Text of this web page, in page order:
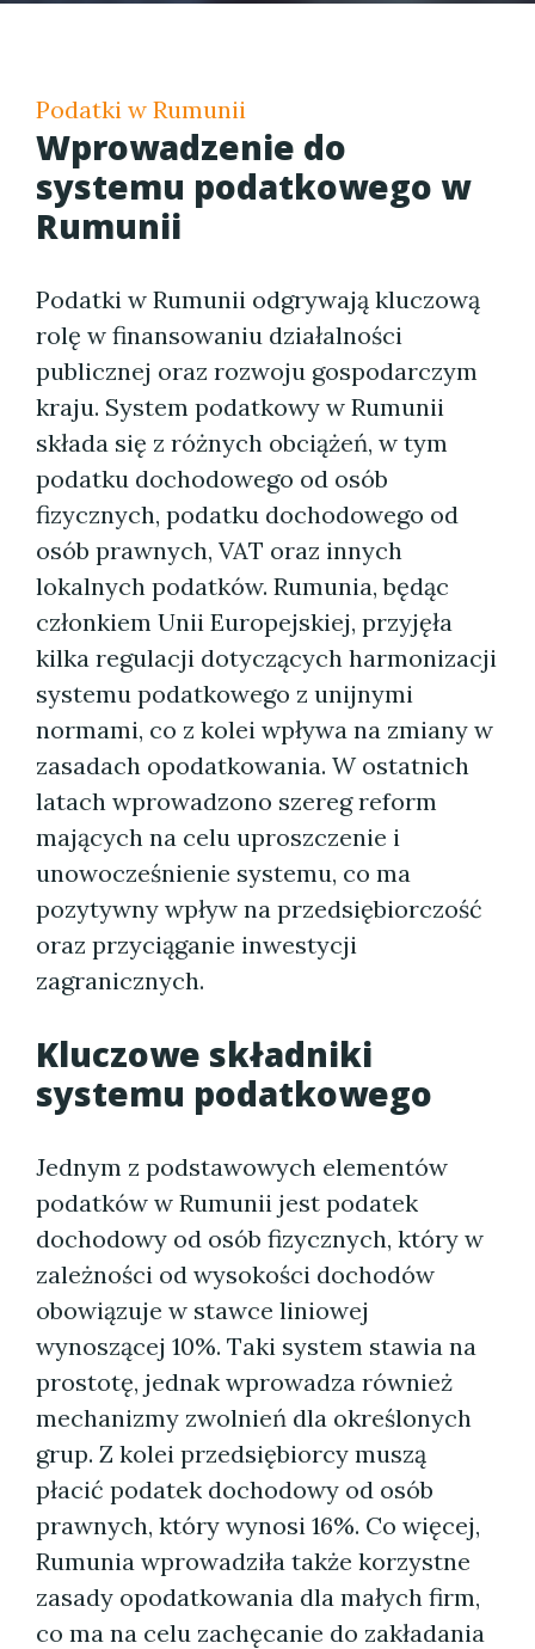
Podatki w Rumunii
Wprowadzenie do
systemu podatkowego w
Rumunii
Podatki w Rumunii odgrywają kluczową
rolę w finansowaniu działalności
publicznej oraz rozwoju gospodarczym
kraju. System podatkowy w Rumunii
składa się z różnych obciążeń, w tym
podatku dochodowego od osób
fizycznych, podatku dochodowego od
osób prawnych, VAT oraz innych
lokalnych podatków. Rumunia, będąc
członkiem Unii Europejskiej, przyjęła
kilka regulacji dotyczących harmonizacji
systemu podatkowego z unijnymi
normami, co z kolei wpływa na zmiany w
zasadach opodatkowania. W ostatnich
latach wprowadzono szereg reform
mających na celu uproszczenie i
unowocześnienie systemu, co ma
pozytywny wpływ na przedsiębiorczość
oraz przyciąganie inwestycji
zagranicznych.
Kluczowe składniki
systemu podatkowego
Jednym z podstawowych elementów
podatków w Rumunii jest podatek
dochodowy od osób fizycznych, który w
zależności od wysokości dochodów
obowiązuje w stawce liniowej
wynoszącej 10%. Taki system stawia na
prostotę, jednak wprowadza również
mechanizmy zwolnień dla określonych
grup. Z kolei przedsiębiorcy muszą
płacić podatek dochodowy od osób
prawnych, który wynosi 16%. Co więcej,
Rumunia wprowadziła także korzystne
zasady opodatkowania dla małych firm,
co ma na celu zachęcanie do zakładania